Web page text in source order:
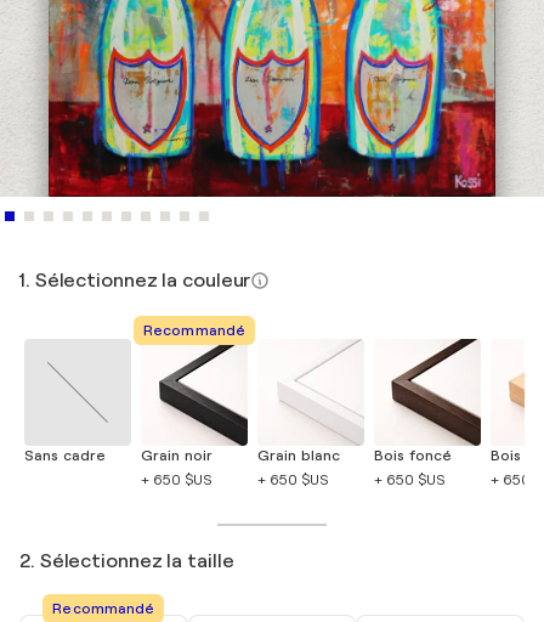
1. Sélectionnez la couleur
Sans cadre
Recommandé
Grain noir
+ 650 $US
Grain blanc
+ 650 $US
Bois foncé
+ 650 $US
Bois
+ 650
2. Sélectionnez la taille
Recommandé